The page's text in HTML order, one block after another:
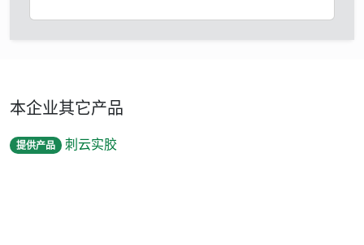
本企业其它产品
提供产品 刺云实胶